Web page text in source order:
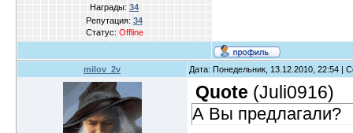
Награды: 34
Репутация: 34
Статус: Offline
milov_2v Дата: Понедельник, 13.12.2010, 22:54 |
Quote (Juli0916)
А Вы предлагали?